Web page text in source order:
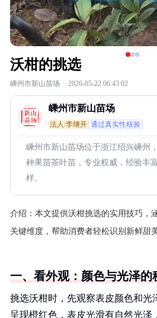
沃柑的挑选
嵊州市新山苗场 · 2026-05-22 06:43:02
嵊州市新山苗场
法人:李继开 通过真实性核验
嵊州市新山苗场位于浙江绍兴嵊州
种果苗茶叶苗，专业权威，经验丰
样。
介绍： 本文提供沃柑挑选的实用技巧，
关键维度，帮助消费者轻松识别新鲜甜
一、看外观：颜色与光泽的
挑选沃柑时，先观察表皮颜色和光
呈现橙红色，表皮光滑有自然光泽